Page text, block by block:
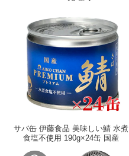
サバ缶 伊藤食品 美味しい鯖 水煮
食塩不使用 190g×24缶 国産